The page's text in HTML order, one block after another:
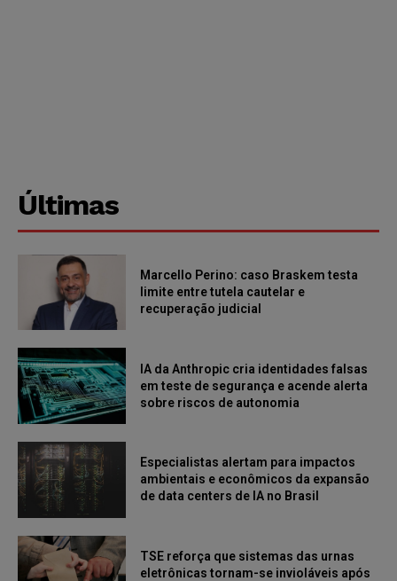
Últimas
Marcello Perino: caso Braskem testa
limite entre tutela cautelar e
recuperação judicial
IA da Anthropic cria identidades falsas
em teste de segurança e acende alerta
sobre riscos de autonomia
Especialistas alertam para impactos
ambientais e econômicos da expansão
de data centers de IA no Brasil
TSE reforça que sistemas das urnas
eletrônicas tornam-se invioláveis após